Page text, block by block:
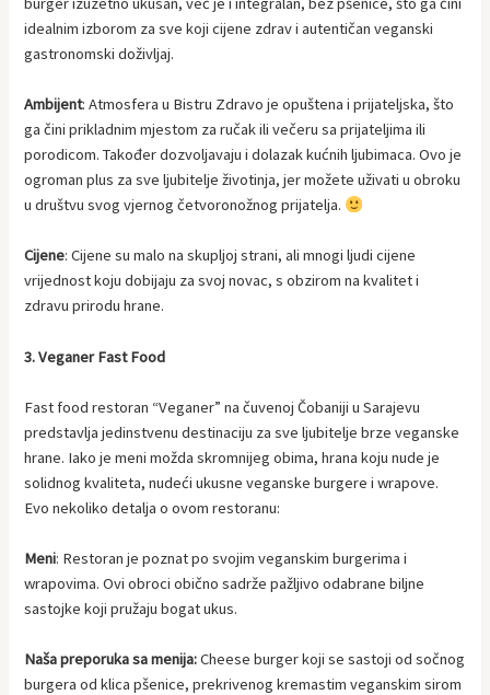
idealnim izborom za sve koji cijene zdrav i autentičan veganski
gastronomski doživljaj.
Ambijent: Atmosfera u Bistru Zdravo je opuštena i prijateljska, što
ga čini prikladnim mjestom za ručak ili večeru sa prijateljima ili
porodicom. Također dozvoljavaju i dolazak kućnih ljubimaca. Ovo je
ogroman plus za sve ljubitelje životinja, jer možete uživati u obroku
u društvu svog vjernog četvoronožnog prijatelja.
Cijene: Cijene su malo na skupljoj strani, ali mnogi ljudi cijene
vrijednost koju dobijaju za svoj novac, s obzirom na kvalitet i
zdravu prirodu hrane.
3. Veganer Fast Food
Fast food restoran “Veganer” na čuvenoj Čobaniji u Sarajevu
predstavlja jedinstvenu destinaciju za sve ljubitelje brze veganske
hrane. Iako je meni možda skromnijeg obima, hrana koju nude je
solidnog kvaliteta, nudeći ukusne veganske burgere i wrapove.
Evo nekoliko detalja o ovom restoranu:
Meni: Restoran je poznat po svojim veganskim burgerima i
wrapovima. Ovi obroci obično sadrže pažljivo odabrane biljne
sastojke koji pružaju bogat ukus.
Naša preporuka sa menija:Cheese burger koji se sastoji od sočnog
burgera od klica pšenice, prekrivenog kremastim veganskim sirom